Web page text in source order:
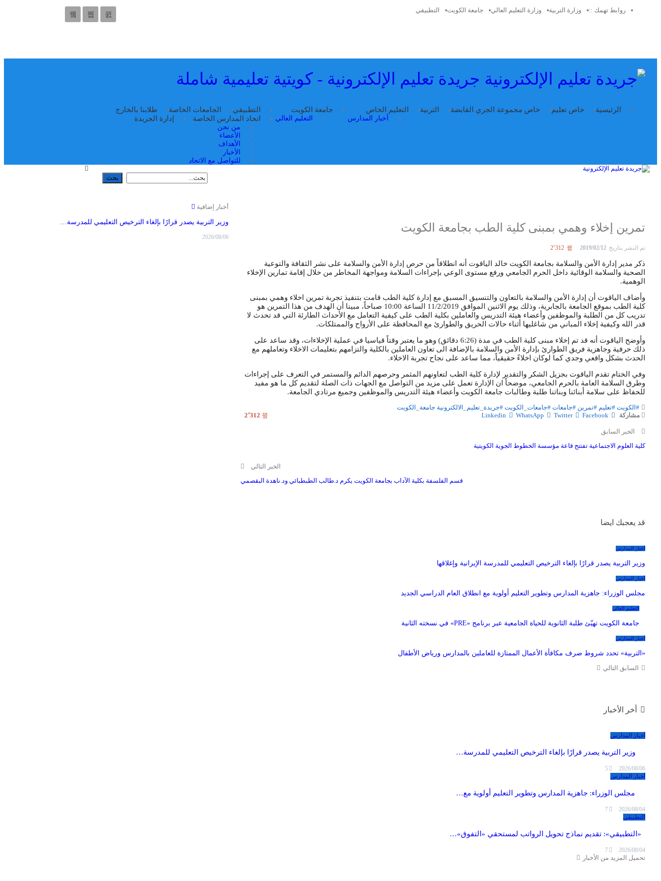
روابط تهمك :: وزارة التربية وزارة التعليم العالي جامعة الكويت التطبيقي
جريدة تعليم الإلكترونية - كويتية تعليمية شاملة
الرئيسية خاص تعليم خاص مجموعة الجري القابضة التربية التعليم الخاص
أخبار المدارس
جامعة الكويت
التعليم العالي
التطبيقي الجامعات الخاصة
طلابنا بالخارج
اتحاد المدارس الخاصة
من نحن
الأعضاء
الأهداف
الأخبار
للتواصل مع الاتحاد
إدارة الجريدة
تمرين إخلاء وهمي بمبنى كلية الطب بجامعة الكويت
تم النشر بتاريخ 2019/02/12
ذكر مدير إدارة الأمن والسلامة بجامعة الكويت خالد الياقوت أنه انطلاقاً من حرص إدارة الأمن والسلامة على نشر الثقافة والتوعية
الصحية والسلامة الوقائية داخل الحرم الجامعي ورفع مستوى الوعي بإجراءات السلامة ومواجهة المخاطر من خلال إقامة تمارين الإخلاء
الوهمية.
وأضاف الياقوت أن إدارة الأمن والسلامة بالتعاون والتنسيق المسبق مع إدارة كلية الطب قامت بتنفيذ تجربة تمرين اخلاء وهمي بمبنى
كلية الطب بموقع الجامعة بالجابرية، وذلك يوم الاثنين الموافق 11/2/2019 الساعة 10:00 صباحاً، مبينا أن الهدف من هذا التمرين هو
تدريب كل من الطلبة والموظفين وأعضاء هيئة التدريس والعاملين بكلية الطب على كيفية التعامل مع الأحداث الطارئة التي قد تحدث لا
قدر الله وكيفية إخلاء المباني من شاغليها أثناء حالات الحريق والطوارئ مع المحافظة على الأرواح والممتلكات.
وأوضح الياقوت أنه قد تم إخلاء مبنى كلية الطب في مدة (6:26 دقائق) وهو ما يعتبر وقتاً قياسيا في عملية الإخلاءات، وقد ساعد على
ذلك حرفية وجاهزية فريق الطوارئ بإدارة الأمن والسلامة بالإضافة الى تعاون العاملين بالكلية والتزامهم بتعليمات الاخلاء وتعاملهم مع
الحدث بشكل واقعي وجدي كما لوكان اخلاءً حقيقياً، مما ساعد على نجاح تجربة الاخلاء.
وفي الختام تقدم الياقوت بجزيل الشكر والتقدير لإدارة كلية الطب لتعاونهم المثمر وحرصهم الدائم والمستمر في التعرف على إجراءات
وطرق السلامة العامة بالحرم الجامعي، موضحاً ان الإدارة تعمل على مزيد من التواصل مع الجهات ذات الصلة لتقديم كل ما هو مفيد
للحفاظ على سلامة أبنائنا وبناتنا طلبة وطالبات جامعة الكويت وأعضاء هيئة التدريس والموظفين وجميع مرتادي الجامعة.
#الكويت #تعليم #تمرين #جامعات #جامعات_الكويت #جريدة_تعليم_الالكترونية جامعة_الكويت
2٬312
مشاركة Facebook
Twitter
WhatsApp
Linkedin
الخبر السابق
كلية العلوم الاجتماعية تفتتح قاعة مؤسسة الخطوط الجوية الكويتية
الخبر التالي
قسم الفلسفة بكلية الآداب بجامعة الكويت يكرم د.طالب الطبطبائي ود.ناهدة البقصمي
قد يعجبك ايضا
أخبار المدارس
وزير التربية يصدر قرارًا بإلغاء الترخيص التعليمي للمدرسة الإيرانية وإغلاقها
أخبار المدارس
مجلس الوزراء: جاهزية المدارس وتطوير التعليم أولوية مع انطلاق العام الدراسي الجديد
التعليم العالي
جامعة الكويت تهيّئ طلبة الثانوية للحياة الجامعية عبر برنامج «PRE» في نسخته الثانية
أخبار المدارس
«التربية» تحدد شروط صرف مكافأة الأعمال الممتازة للعاملين بالمدارس ورياض الأطفال
السابق
التالي
أخر الأخبار
أخبار المدارس
وزير التربية يصدر قرارًا بإلغاء الترخيص التعليمي للمدرسة…
2026/08/06
5
أخبار المدارس
مجلس الوزراء: جاهزية المدارس وتطوير التعليم أولوية مع…
2026/08/04
7
التطبيقي
«التطبيقي»: تقديم نماذج تحويل الرواتب لمستحقي «التفوق»…
2026/08/04
7
تحميل المزيد من الأخبار
أخبار إضافية
وزير التربية يصدر قرارًا بإلغاء الترخيص التعليمي للمدرسة…
2026/08/06